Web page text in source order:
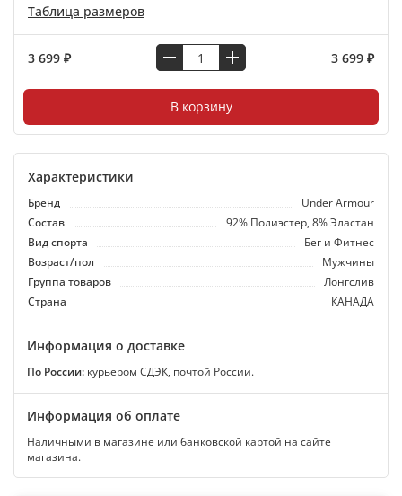
Таблица размеров
3 699 ₽ 3 699 ₽
В корзину
Характеристики
Бренд
Under Armour
Состав
92% Полиэстер, 8% Эластан
Вид спорта
Бег и Фитнес
Возраст/пол
Мужчины
Группа товаров
Лонгслив
Страна
КАНАДА
Информация о доставке
По России: курьером СДЭК, почтой России.
Информация об оплате
Наличными в магазине или банковской картой на сайте
магазина.